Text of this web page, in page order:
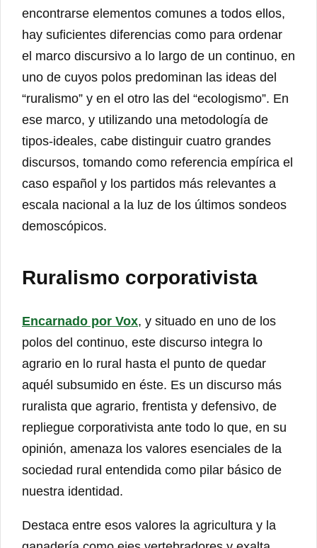
encontrarse elementos comunes a todos ellos,
hay suficientes diferencias como para ordenar
el marco discursivo a lo largo de un continuo, en
uno de cuyos polos predominan las ideas del
“ruralismo” y en el otro las del “ecologismo”. En
ese marco, y utilizando una metodología de
tipos-ideales, cabe distinguir cuatro grandes
discursos, tomando como referencia empírica el
caso español y los partidos más relevantes a
escala nacional a la luz de los últimos sondeos
demoscópicos.
Ruralismo corporativista
Encarnado por Vox, y situado en uno de los
polos del continuo, este discurso integra lo
agrario en lo rural hasta el punto de quedar
aquél subsumido en éste. Es un discurso más
ruralista que agrario, frentista y defensivo, de
repliegue corporativista ante todo lo que, en su
opinión, amenaza los valores esenciales de la
sociedad rural entendida como pilar básico de
nuestra identidad.
Destaca entre esos valores la agricultura y la